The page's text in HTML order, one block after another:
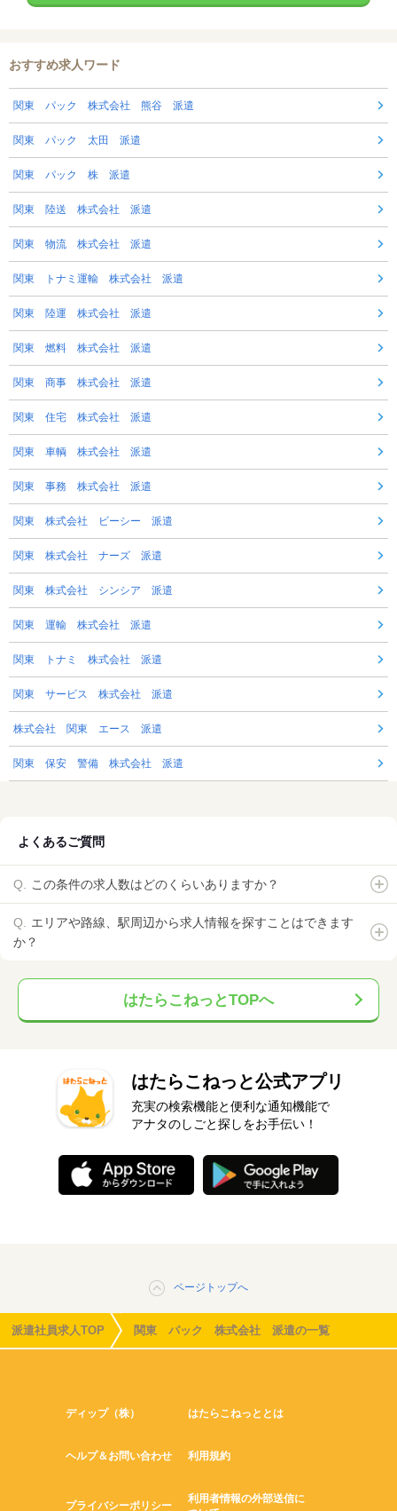
おすすめ求人ワード
関東 パック 株式会社 熊谷 派遣
関東 パック 太田 派遣
関東 パック 株 派遣
関東 陸送 株式会社 派遣
関東 物流 株式会社 派遣
関東 トナミ運輸 株式会社 派遣
関東 陸運 株式会社 派遣
関東 燃料 株式会社 派遣
関東 商事 株式会社 派遣
関東 住宅 株式会社 派遣
関東 車輌 株式会社 派遣
関東 事務 株式会社 派遣
関東 株式会社 ビーシー 派遣
関東 株式会社 ナーズ 派遣
関東 株式会社 シンシア 派遣
関東 運輸 株式会社 派遣
関東 トナミ 株式会社 派遣
関東 サービス 株式会社 派遣
株式会社 関東 エース 派遣
関東 保安 警備 株式会社 派遣
よくあるご質問
この条件の求人数はどのくらいありますか？
エリアや路線、駅周辺から求人情報を探すことはできます
か？
はたらこねっとTOPへ
はたらこねっと公式アプリ
充実の検索機能と便利な通知機能で
アナタのしごと探しをお手伝い！
ページトップへ
派遣社員求人TOP 関東 パック 株式会社 派遣の一覧
ディップ（株） はたらこねっととは
ヘルプ＆お問い合わせ 利用規約
プライバシーポリシー
利用者情報の外部送信に